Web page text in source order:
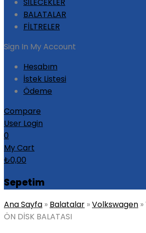
BALATALAR
FİLTRELER
Sign In My Account
Hesabım
İstek Listesi
Ödeme
Compare
User Login
0
My Cart
₺0,00
Sepetim
Ana Sayfa » Balatalar »Volkswagen »
ÖN DİSK BALATASI